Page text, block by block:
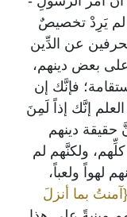
لم يَرِدْ تخصيصٌ
عن الدِّين
على بعض دينهم،
فإنَّك إن
إنَّك إذاً لَمِنَ
حقيقة دينهم
ولكنَّهم لم
لهواً ولعباً،
{آمنتُ بما أنزلَ